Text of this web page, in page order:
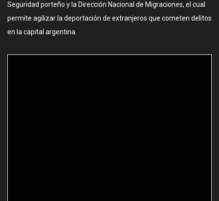
Seguridad porteño y la Dirección Nacional de Migraciones, el cual
permite agilizar la deportación de extranjeros que cometen delitos
en la capital argentina.